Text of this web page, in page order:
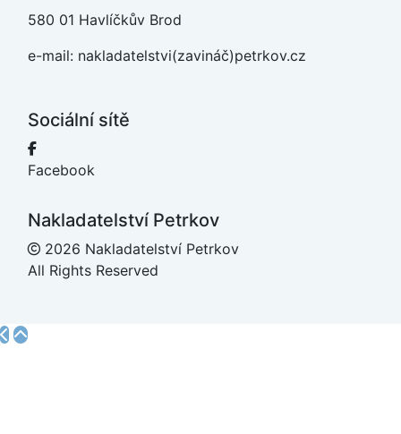
580 01 Havlíčkův Brod
e-mail: nakladatelstvi(zavináč)petrkov.cz
Sociální sítě
Facebook
Nakladatelství Petrkov
2026 Nakladatelství Petrkov
All Rights Reserved